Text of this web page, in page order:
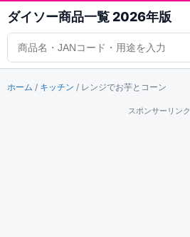
ダイソー商品一覧 2026年版
商品検索
ホーム / キッチン / レンジでお芋とコーン
スポンサーリンク